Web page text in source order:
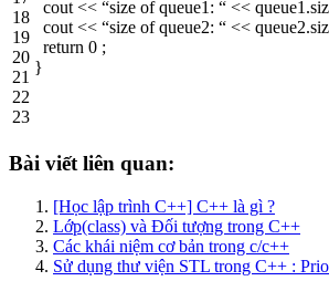
18
19
20
21
22
23
cout << “size of queue1: “ << queue1 .
cout << “size of queue2: “ << queue2.
return 0 ;
}
Bài viết liên quan:
[Học lập trình C++] C++ là gì ?
Lớp(class) và Đối tượng trong C++
Các khái niệm cơ bản trong c/c++
Sử dụng thư viện STL trong C++ :